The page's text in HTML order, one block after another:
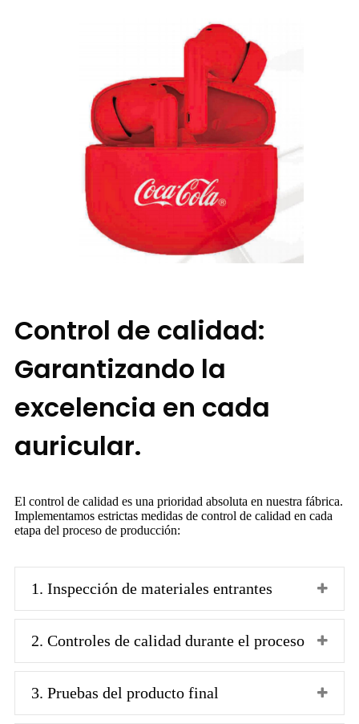
Control de calidad:
Garantizando la
excelencia en cada
auricular.
El control de calidad es una prioridad absoluta en nuestra fábrica.
Implementamos estrictas medidas de control de calidad en cada
etapa del proceso de producción:
1. Inspección de materiales entrantes
2. Controles de calidad durante el proceso
3. Pruebas del producto final